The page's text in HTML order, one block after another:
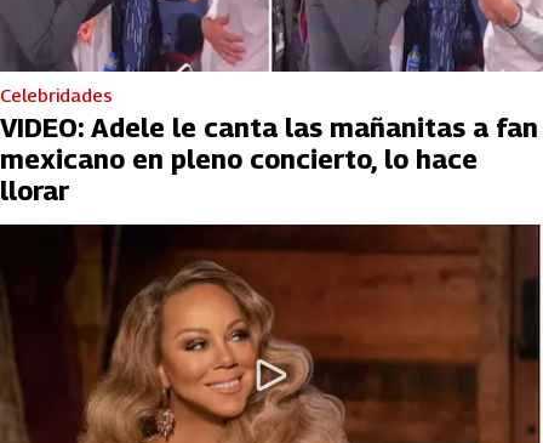
Celebridades
VIDEO: Adele le canta las mañanitas a fan
mexicano en pleno concierto, lo hace
llorar